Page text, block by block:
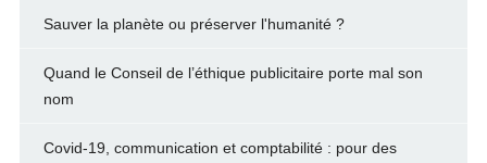
Sauver la planète ou préserver l'humanité ?
Quand le Conseil de l’éthique publicitaire porte mal son
nom
Covid-19, communication et comptabilité : pour des